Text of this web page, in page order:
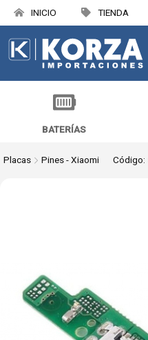
INICIO TIENDA
BATERÍAS
Placas Pines - Xiaomi Código: